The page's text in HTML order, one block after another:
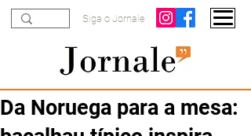
Siga o Jornale
Da Noruega para a mesa: